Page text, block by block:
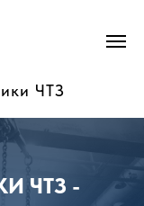
ЧТЗ
ЧТЗ -